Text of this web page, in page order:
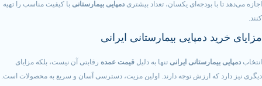
با بودجه‌ای یکسان، تعداد بیشتری دمپایی بیمارستانیبا کیفیت مناسب را تهیه
دمپایی بیمارستانی ایرانی
بیمارستانی ایرانیتنها به دلیلقیمت عمده رقابتی آن نیست، بلکه مزایای
که ارزش توجه دارند. اولین مزیت، دسترسی آسان و سریع به محصولات است.